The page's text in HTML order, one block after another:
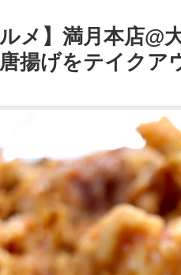
ルメ】満月本店
揚げをテイクア